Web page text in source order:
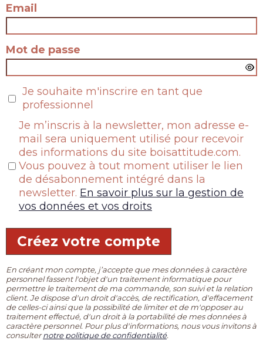
Email
Mot de passe
Je souhaite m'inscrire en tant que
professionnel
Je m’inscris à la newsletter, mon adresse e-
mail sera uniquement utilisé pour recevoir
des informations du site boisattitude.com.
Vous pouvez à tout moment utiliser le lien
de désabonnement intégré dans la
newsletter. En savoir plus sur la gestion de
vos données et vos droits
Créez votre compte
En créant mon compte, j’accepte que mes données à caractère
personnel fassent l'objet d'un traitement informatique pour
permettre le traitement de ma commande, son suivi et la relation
client. Je dispose d'un droit d'accès, de rectification, d'effacement
de celles-ci ainsi que la possibilité de limiter et de m'opposer au
traitement effectué, d'un droit à la portabilité de mes données à
caractère personnel. Pour plus d'informations, nous vous invitons à
consulternotre politique de confidentialité.